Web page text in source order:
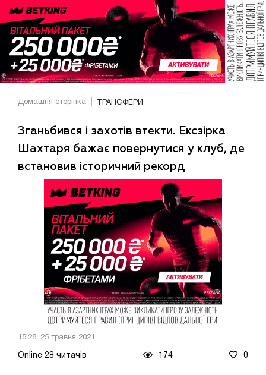
Домашня сторінка ТРАНСФЕРИ
Зганьбився і захотів втекти. Ексзірка
Шахтаря бажає повернутися у клуб, де
встановив історичний рекорд
15:28, 25 травня 2021
Online 28 читачів 174 0